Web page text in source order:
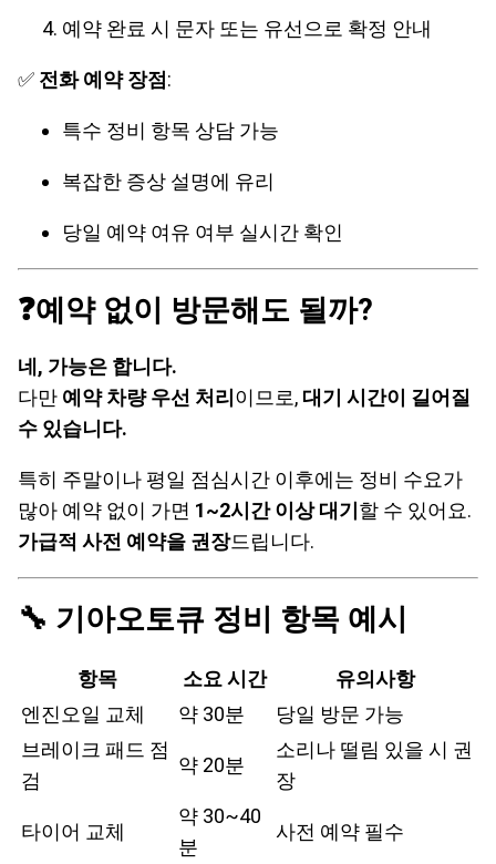
예약 완료 시 문자 또는 유선으로 확정 안내
✅ 전화 예약 장점 :
특수 정비 항목 상담 가능
복잡한 증상 설명에 유리
당일 예약 여유 여부 실시간 확인
❓예약 없이 방문해도 될까?
네, 가능은 합니다.
다만 예약 차량 우선 처리이므로, 대기 시간이 길어질
수 있습니다.
특히 주말이나 평일 점심시간 이후에는 정비 수요가
많아 예약 없이 가면 1~2시간 이상 대기할 수 있어요.
가급적 사전 예약을 권장드립니다.
🔧 기아오토큐 정비 항목 예시
항목 소요 시간
유의사항
엔진오일 교체
약 30분
당일 방문 가능
브레이크 패드 점
검
약 20분
소리나 떨림 있을 시 권
장
타이어 교체
약 30~40
분
사전 예약 필수